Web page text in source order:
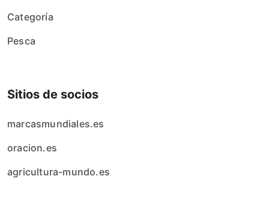
Categoría
Pesca
Sitios de socios
marcasmundiales.es
oracion.es
agricultura-mundo.es